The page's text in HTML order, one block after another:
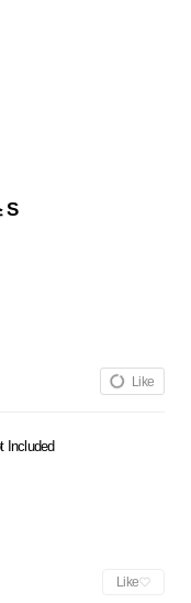
S
Like
Included
Like